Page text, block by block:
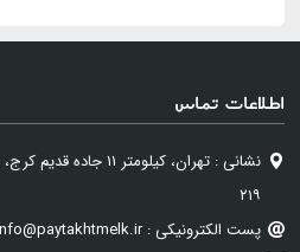
اطلاعات تماس
نشانی : تهران،
۲۱۹
پست الکترونیکی : info@paytakhtmelk.ir